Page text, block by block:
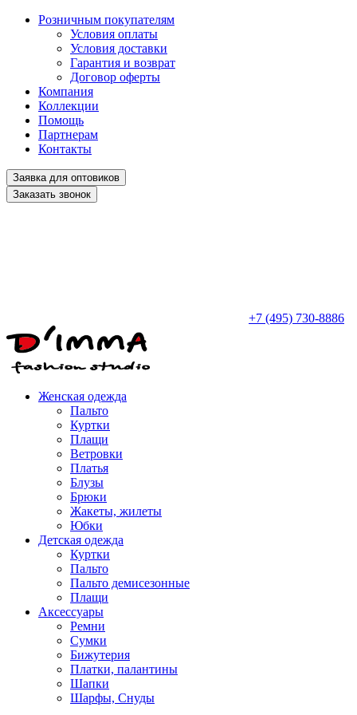
Розничным покупателям
Условия оплаты
Условия доставки
Гарантия и возврат
Договор оферты
Компания
Коллекции
Помощь
Партнерам
Контакты
Заявка для оптовиков
Заказать звонок
+7 (495) 730-8886
Женская одежда
Пальто
Куртки
Плащи
Ветровки
Платья
Блузы
Брюки
Жакеты, жилеты
Юбки
Детская одежда
Куртки
Пальто
Пальто демисезонные
Плащи
Аксессуары
Ремни
Сумки
Бижутерия
Платки, палантины
Шапки
Шарфы, Снуды